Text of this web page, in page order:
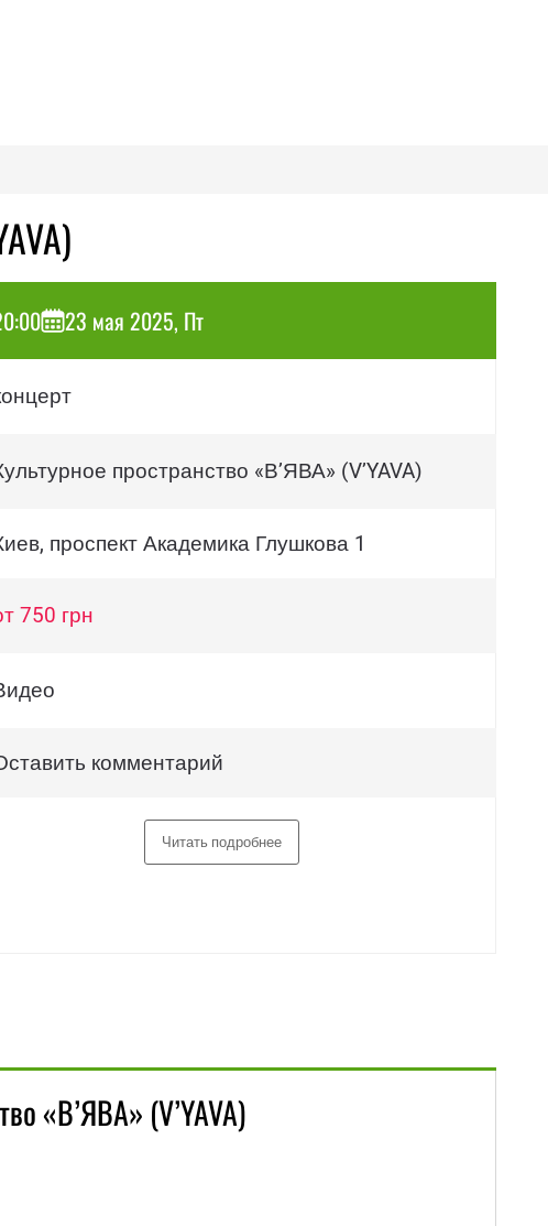
23 мая 2025, Пт
пространство «В’ЯВА» (V’YAVA)
проспект Академика Глушкова 1
750 грн
комментарий
Читать подробнее
«В’ЯВА» (V’YAVA)